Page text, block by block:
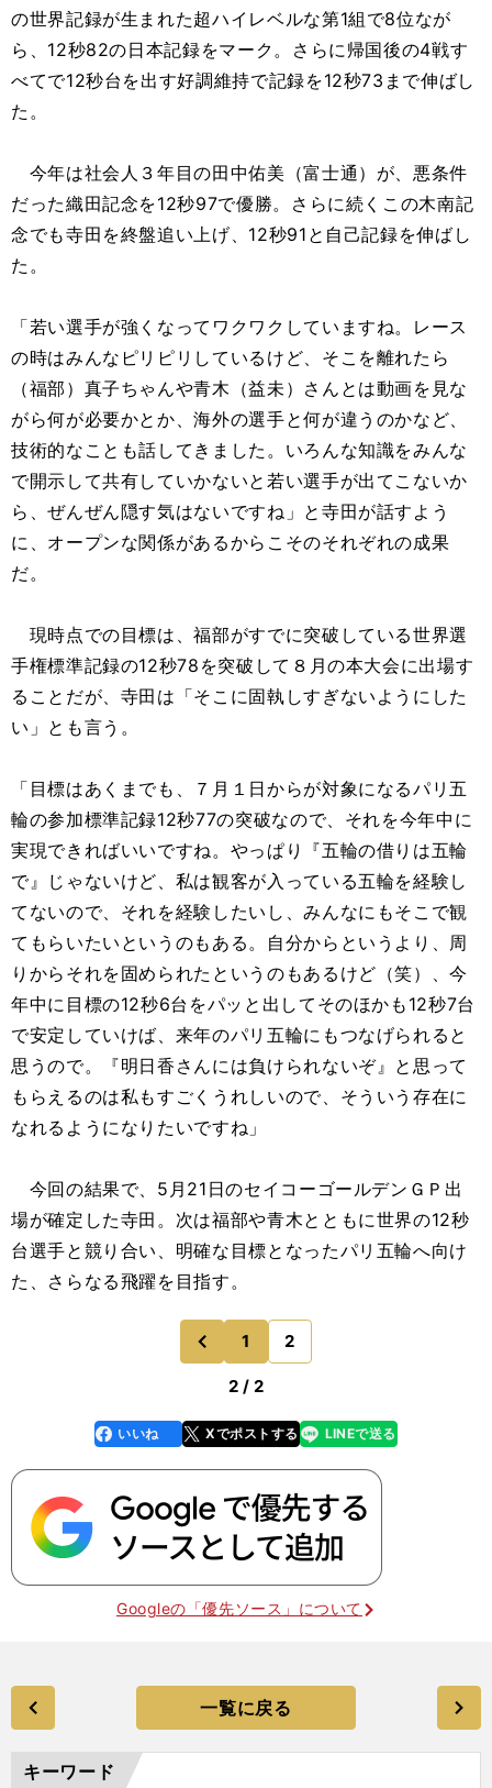
の世界記録が生まれた超ハイレベルな第1組で8位なが
ら、12秒82の日本記録をマーク。さらに帰国後の4戦す
べてで12秒台を出す好調維持で記録を12秒73まで伸ばし
た。
今年は社会人３年目の田中佑美（富士通）が、悪条件
だった織田記念を12秒97で優勝。さらに続くこの木南記
念でも寺田を終盤追い上げ、12秒91と自己記録を伸ばし
た。
「若い選手が強くなってワクワクしていますね。レース
の時はみんなピリピリしているけど、そこを離れたら
（福部）真子ちゃんや青木（益未）さんとは動画を見な
がら何が必要かとか、海外の選手と何が違うのかなど、
技術的なことも話してきました。いろんな知識をみんな
で開示して共有していかないと若い選手が出てこないか
ら、ぜんぜん隠す気はないですね」と寺田が話すよう
に、オープンな関係があるからこそのそれぞれの成果
だ。
現時点での目標は、福部がすでに突破している世界選
手権標準記録の12秒78を突破して８月の本大会に出場す
ることだが、寺田は「そこに固執しすぎないようにした
い」とも言う。
「目標はあくまでも、７月１日からが対象になるパリ五
輪の参加標準記録12秒77の突破なので、それを今年中に
実現できればいいですね。やっぱり『五輪の借りは五輪
で』じゃないけど、私は観客が入っている五輪を経験し
てないので、それを経験したいし、みんなにもそこで観
てもらいたいというのもある。自分からというより、周
りからそれを固められたというのもあるけど（笑）、今
年中に目標の12秒6台をパッと出してそのほかも12秒7台
で安定していけば、来年のパリ五輪にもつなげられると
思うので。『明日香さんには負けられないぞ』と思って
もらえるのは私もすごくうれしいので、そういう存在に
なれるようになりたいですね」
今回の結果で、5月21日のセイコーゴールデンＧＰ出
場が確定した寺田。次は福部や青木とともに世界の12秒
台選手と競り合い、明確な目標となったパリ五輪へ向け
た、さらなる飛躍を目指す。
前
1 2
2 / 2
faceboo
k
いいね Xでポストする
line LINEで送る
Googleの「優先ソース」について
一覧に戻る
キーワード